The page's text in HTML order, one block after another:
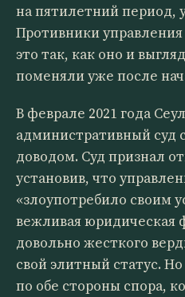
на пятилетний период,
Противники управления
это так, как оно и
поменяли уже после
В феврале 2021 года
административный суд
доводом. Суд признал
установив, что
«злоупотребило своим
вежливая юридическая
довольно жесткого
свой элитный статус.
по обе стороны спора,